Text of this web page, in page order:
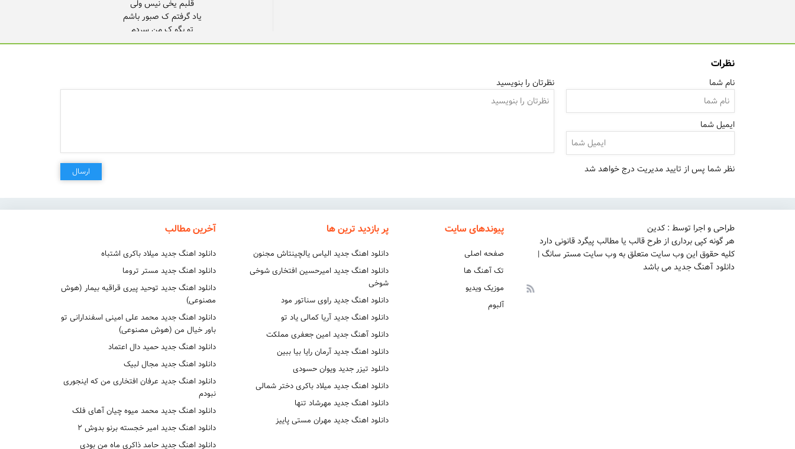
من فقط خواستم آزاد باشم نمی‌دونی بعضی حرفا
یاد گرفتم ک صبور باشم
من فقط خواستم آزاد باشم
نظرات
نام شما
ایمیل شما
نظرتان را بنویسید
نظر شما پس از تایید مدیریت درج خواهد شد ارسال
طراحی و اجرا توسط : کدین
هر گونه کپی برداری از طرح قالب یا مطالب پیگرد قانونی دارد
کلیه حقوق این وب سایت متعلق به وب سایت مستر سانگ |
دانلود آهنگ جدید می باشد
پیوندهای سایت
صفحه اصلی
تک آهنگ ها
موزیک ویدیو
آلبوم
پر بازدید ترین ها
دانلود اهنگ جدید الیاس یالچینتاش مجنون
دانلود اهنگ جدید امیرحسین افتخاری شوخی
شوخی
دانلود اهنگ جدید راوی سناتور مود
دانلود اهنگ جدید آریا کمالی یاد تو
دانلود آهنگ جدید امین جعفری مملکت
دانلود اهنگ جدید آرمان رایا بیا ببین
دانلود تیزر جدید ویوان حسودی
دانلود اهنگ جدید میلاد باکری دختر شمالی
دانلود اهنگ جدید مهرشاد تنها
دانلود اهنگ جدید مهران مستی پاییز
آخرین مطالب
دانلود اهنگ جدید میلاد باکری اشتباه
دانلود اهنگ جدید مستر تروما
دانلود اهنگ جدید توحید پیری قراقیه بیمار (هوش
مصنوعی)
دانلود اهنگ جدید محمد علی امینی اسفندارانی تو
باور خیال من (هوش مصنوعی)
دانلود اهنگ جدید حمید دال اعتماد
دانلود اهنگ جدید مجال لبیک
دانلود اهنگ جدید عرفان افتخاری من که اینجوری
نبودم
دانلود اهنگ جدید محمد میوه چیان آهای فلک
دانلود اهنگ جدید امیر خجسته برنو بدوش ۲
دانلود اهنگ جدید حامد ذاکری ماه من بودی